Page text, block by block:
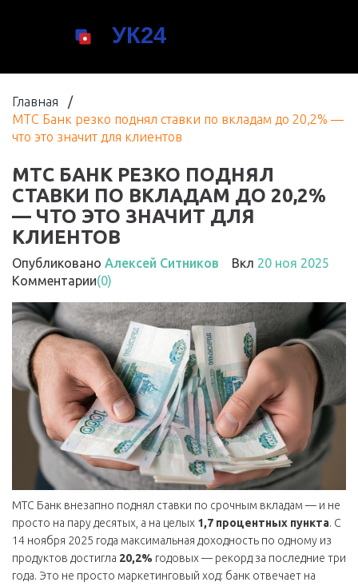
Главная /
МТС Банк резко поднял ставки по вкладам до 20,2% —
что это значит для клиентов
МТС БАНК РЕЗКО ПОДНЯЛ
СТАВКИ ПО ВКЛАДАМ ДО 20,2%
— ЧТО ЭТО ЗНАЧИТ ДЛЯ
КЛИЕНТОВ
Опубликовано Алексей Ситников Вкл 20 ноя 2025
Комментарии(0)
МТС Банк внезапно поднял ставки по срочным вкладам — и не
просто на пару десятых, а на целых 1,7 процентных пункта. С
14 ноября 2025 года максимальная доходность по одному из
продуктов достигла 20,2% годовых — рекорд за последние три
года. Это не просто маркетинговый ход: банк отвечает на